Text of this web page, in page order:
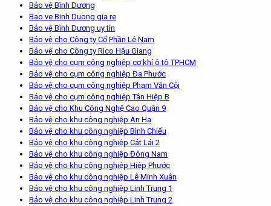
Bảo vệ Bình Dương
Bao ve Binh Duong gia re
Bảo vệ Bình Dương uy tín
Bảo vệ cho Công ty Cổ Phần Lê Nam
Bảo vệ cho Công ty Rico Hậu Giang
Bảo vệ cho cụm công nghiệp cơ khí ô tô TPHCM
Bảo vệ cho cụm công nghiệp Đa Phước
Bảo vệ cho cụm công nghiệp Phạm Văn Cội
Bảo vệ cho cụm công nghiệp Tân Hiệp B
Bảo vệ cho Khu Công Nghệ Cao Quận 9
Bảo vệ cho khu công nghiệp An Hạ
Bảo vệ cho khu công nghiệp Bình Chiểu
Bảo vệ cho khu công nghiệp Cát Lái 2
Bảo vệ cho khu công nghiệp Đông Nam
Bảo vệ cho khu công nghiệp Hiệp Phước
Bảo vệ cho khu công nghiệp Lê Minh Xuân
Bảo vệ cho khu công nghiệp Linh Trung 1
Bảo vệ cho khu công nghiệp Linh Trung 2